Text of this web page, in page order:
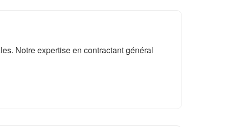
Notre expertise en contractant général